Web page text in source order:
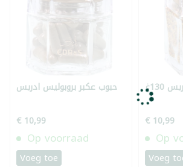
حبوب عكبر بروبوليس ادريس
€ 10,99
Op voorraad
Voeg toe
€ 10,99
Op
Voeg